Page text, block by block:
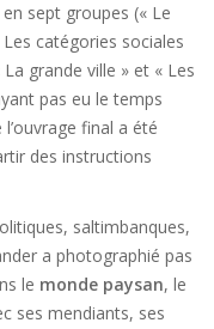
sept groupes (« Le
catégories sociales
grande ville » et « Les
pas eu le temps
final a été
des instructions
saltimbanques,
a photographié pas
le monde paysan, le
ses mendiants, ses